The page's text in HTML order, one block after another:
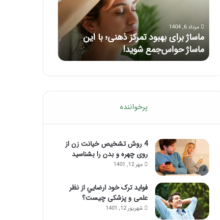
تزریق
ژل
مرداد 5, 1404
راهنمای کامل آموزش ماساژ لب بعد از
تزریق ژل
پرخواننده
4 روش تشخیص خیانت زن از
روی چهره و بدن را بشناسید
مهر 12, 1401
فواید ترک خود ارضايي از نظر
علمی و پزشکی چیست؟
شهریور 12, 1401